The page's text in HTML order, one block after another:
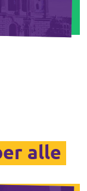
alle